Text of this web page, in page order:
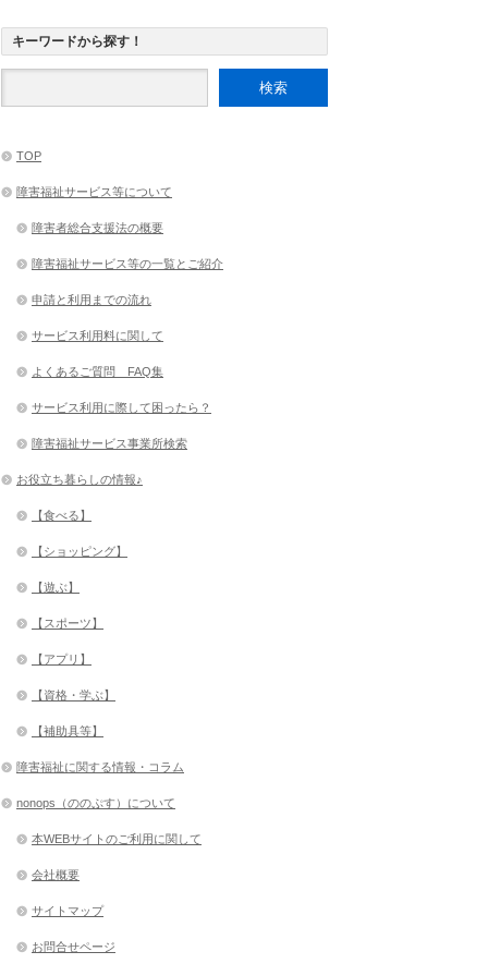
キーワードから探す！
TOP
障害福祉サービス等について
障害者総合支援法の概要
障害福祉サービス等の一覧とご紹介
申請と利用までの流れ
サービス利用料に関して
よくあるご質問 FAQ集
サービス利用に際して困ったら？
障害福祉サービス事業所検索
お役立ち暮らしの情報♪
【食べる】
【ショッピング】
【遊ぶ】
【スポーツ】
【アプリ】
【資格・学ぶ】
【補助具等】
障害福祉に関する情報・コラム
nonops（ののぷす）について
本WEBサイトのご利用に関して
会社概要
サイトマップ
お問合せページ